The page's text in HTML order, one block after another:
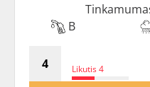
B
Likutis 4